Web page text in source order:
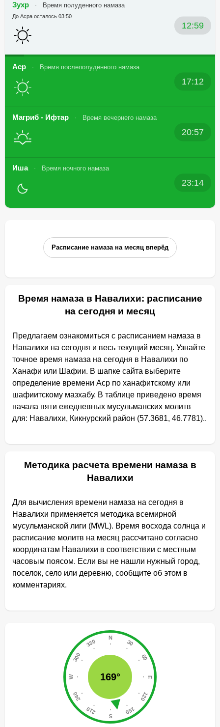
Зухр Время полуденного намаза
12:59
До Асра осталось 03:50
Аср Время послеполуденного намаза
17:12
Магриб - Ифтар Время вечернего намаза
20:57
Иша Время ночного намаза
23:14
Расписание намаза на месяц вперёд
Время намаза в Навалихи: расписание
на сегодня и месяц
Предлагаем ознакомиться с расписанием намаза в
Навалихи на сегодня и весь текущий месяц. Узнайте
точное время намаза на сегодня в Навалихи по
Ханафи или Шафии. В шапке сайта выберите
определение времени Аср по ханафитскому или
шафиитскому мазхабу. В таблице приведено время
начала пяти ежедневных мусульманских молитв
для: Навалихи, Кикнурский район (57.3681, 46.7781)..
Методика расчета времени намаза в
Навалихи
Для вычисления времени намаза на сегодня в
Навалихи применяется методика всемирной
мусульманской лиги (MWL). Время восхода солнца и
расписание молитв на месяц рассчитано согласно
координатам Навалихи в соответствии с местным
часовым поясом. Если вы не нашли нужный город,
поселок, село или деревню, сообщите об этом в
комментариях.
169°